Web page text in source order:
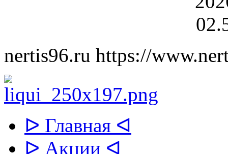
nertis96.ru https://
ᐅ Главная ᐊ
ᐅ Акции ᐊ